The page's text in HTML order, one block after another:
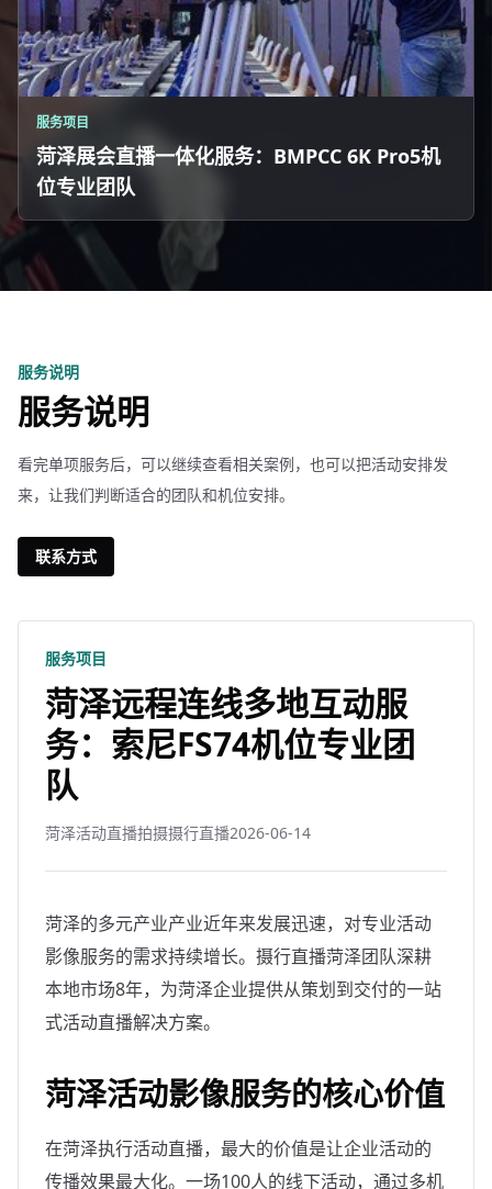
服务项目
菏泽展会直播一体化服务：BMPCC 6K Pro5机
位专业团队
服务说明
服务说明
看完单项服务后，可以继续查看相关案例，也可以把活动安排发
来，让我们判断适合的团队和机位安排。
联系方式
服务项目
菏泽远程连线多地互动服
务：索尼FS74机位专业团
队
菏泽活动直播拍摄摄行直播2026-06-14
菏泽的多元产业产业近年来发展迅速，对专业活动
影像服务的需求持续增长。摄行直播菏泽团队深耕
本地市场8年，为菏泽企业提供从策划到交付的一站
式活动直播解决方案。
菏泽活动影像服务的核心价值
在菏泽执行活动直播，最大的价值是让企业活动的
传播效果最大化。一场100人的线下活动，通过多机